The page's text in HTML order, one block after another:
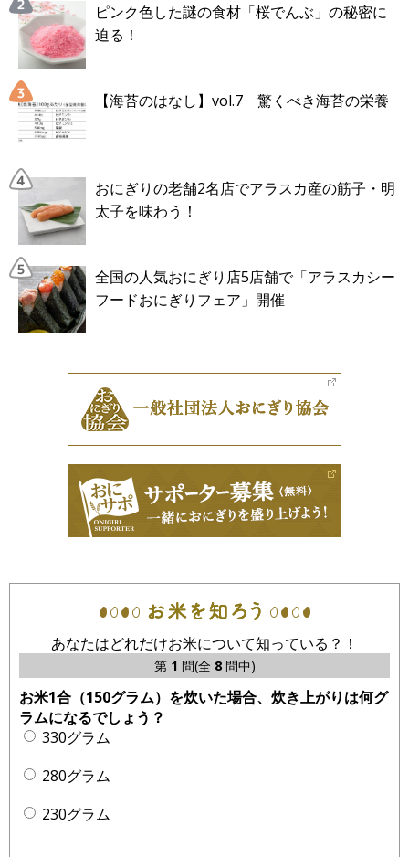
ピンク色した謎の食材「桜でんぶ」の秘密に
迫る！
【海苔のはなし】vol.7 驚くべき海苔の栄養
おにぎりの老舗2名店でアラスカ産の筋子・明
太子を味わう！
全国の人気おにぎり店5店舗で「アラスカシー
フードおにぎりフェア」開催
あなたはどれだけお米について知っている？！
第 1 問(全 8問中)
お米1合（150グラム）を炊いた場合、炊き上がりは何グ
ラムになるでしょう？
330グラム
280グラム
230グラム